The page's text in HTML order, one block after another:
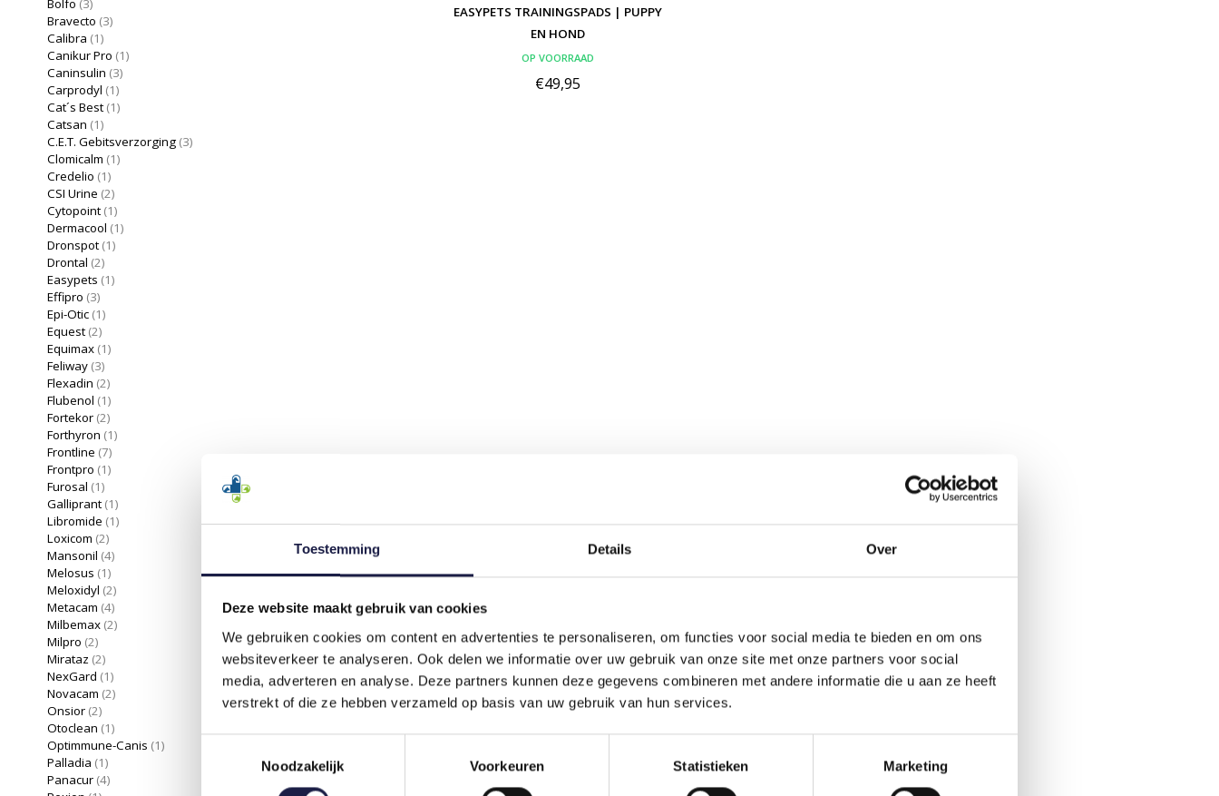
Toestemming Details Over
Deze website maakt gebruik van cookies
We gebruiken cookies om content en advertenties te personaliseren, om functies voor social media te bieden en om ons
websiteverkeer te analyseren. Ook delen we informatie over uw gebruik van onze site met onze partners voor social
media, adverteren en analyse. Deze partners kunnen deze gegevens combineren met andere informatie die u aan ze heeft
verstrekt of die ze hebben verzameld op basis van uw gebruik van hun services.
Noodzakelijk
Voorkeuren Statistieken Marketing
Bolfo (3)
Bravecto (3)
Calibra (1)
Canikur Pro (1)
Caninsulin (3)
Carprodyl (1)
Cat´s Best (1)
Catsan (1)
C.E.T. Gebitsverzorging (3)
Clomicalm (1)
Credelio (1)
CSI Urine (2)
Cytopoint (1)
Dermacool (1)
Dronspot (1)
Drontal (2)
Easypets (1)
Effipro (3)
Epi-Otic (1)
Equest (2)
Equimax (1)
Feliway (3)
Flexadin (2)
Flubenol (1)
Fortekor (2)
Forthyron (1)
Frontline (7)
Frontpro (1)
Furosal (1)
Galliprant (1)
Libromide (1)
Loxicom (2)
Mansonil (4)
Melosus (1)
Meloxidyl (2)
Metacam (4)
Milbemax (2)
Milpro (2)
Mirataz (2)
NexGard (1)
Novacam (2)
Onsior (2)
Otoclean (1)
Optimmune-Canis (1)
Palladia (1)
Panacur (4)
EASYPETS TRAININGSPADS | PUPPY
EN HOND
OP VOORRAAD
€49,95